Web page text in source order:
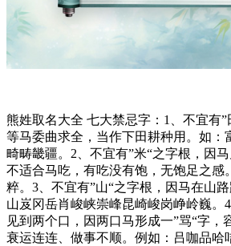
熊姓取名大全 七大禁忌字：1、不宜有
等马委曲求全，当作下田耕种用。如：
畸畴畿疆。2、不宜有”米“之字根，因
不适合马吃，有吃没有饱，无饱足之感
粹。3、不宜有”山“之字根，因马在山
山岌冈岳肖峻峡崇峰昆崎峻岗峥岭巍。
见到两个口，因两口马形成一”骂“字，
衰运连连、做事不顺。例如：吕咖品哈